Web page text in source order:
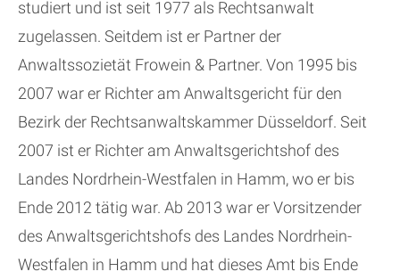
studiert und ist seit 1977 als Rechtsanwalt
zugelassen. Seitdem ist er Partner der
Anwaltssozietät Frowein & Partner. Von 1995 bis
2007 war er Richter am Anwaltsgericht für den
Bezirk der Rechtsanwaltskammer Düsseldorf. Seit
2007 ist er Richter am Anwaltsgerichtshof des
Landes Nordrhein-Westfalen in Hamm, wo er bis
Ende 2012 tätig war. Ab 2013 war er Vorsitzender
des Anwaltsgerichtshofs des Landes Nordrhein-
Westfalen in Hamm und hat dieses Amt bis Ende